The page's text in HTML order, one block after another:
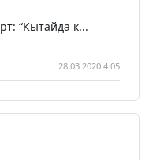
“Кытайда к...
28.03.2020 4:05